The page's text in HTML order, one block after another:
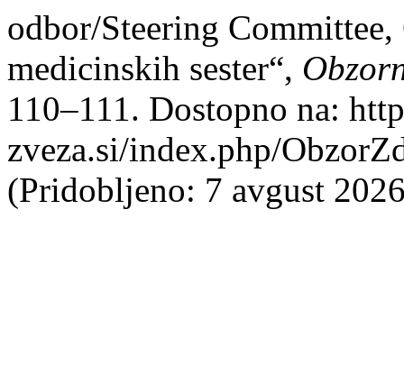
odbor/Steering
medicinskih sester“,
110–111. Dostopno na:
zveza.si/index.php/
(Pridobljeno: 7 avgust